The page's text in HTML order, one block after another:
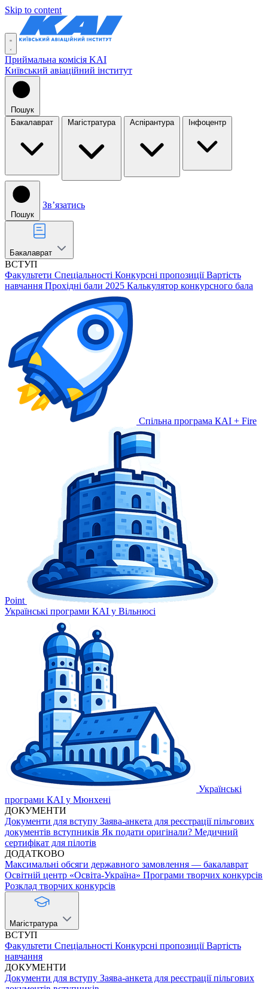
Skip to content
Приймальна комісія KAI
Київський авіаційний інститут
Пошук
Бакалаврат
Магістратура Аспірантура Інфоцентр
Пошук
Звʼязатись
Бакалаврат
ВСТУП
Факультети Спеціальності Конкурсні пропозиції Вартість
навчання Прохідні бали 2025 Калькулятор конкурсного бала
Спільна програма КАІ + Fire
Point
Українські програми КАІ у Вільнюсі
Українські
програми КАІ у Мюнхені
ДОКУМЕНТИ
Документи для вступу Заява-анкета для реєстрації пільгових
документів вступників Як подати оригінали? Медичний
сертифікат для пілотів
ДОДАТКОВО
Максимальні обсяги державного замовлення — бакалаврат
Освітній центр «Освіта-Україна» Програми творчих конкурсів
Розклад творчих конкурсів
Магістратура
ВСТУП
Факультети Спеціальності Конкурсні пропозиції Вартість
навчання
ДОКУМЕНТИ
Документи для вступу Заява-анкета для реєстрації пільгових